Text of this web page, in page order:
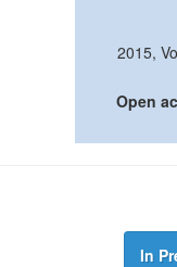
2015,
Open
In